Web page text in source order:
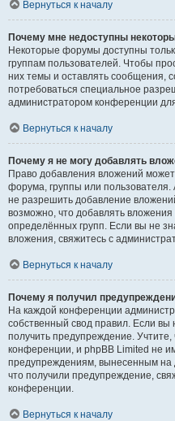
Вернуться к началу
Почему мне недоступны
Некоторые форумы доступны
группам пользователей. Чтобы
них темы и оставлять сообщения,
потребоваться специальное
администратором конференции
Вернуться к началу
Почему я не могу добавлять
Право добавления вложений
форума, группы или
не разрешить добавление
возможно, что добавлять
определённых групп. Если вы не
вложения, свяжитесь с
Вернуться к началу
Почему я получил
На каждой конференции
собственный свод правил. Если
получить предупреждение.
конференции, и phpBB Limited не
предупреждениям, вынесенным на
что получили предупреждение,
конференции.
Вернуться к началу